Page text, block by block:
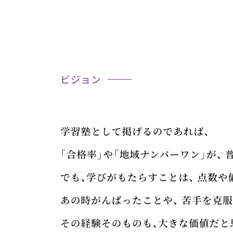
ビジョン
学習塾として掲げるのであれば、
「合格率」や「地域ナンバーワン」が
でも、学びがもたらすことは、 点数
あの時がんばったことや、 苦手を克服
その経験そのものも、大きな価値だと